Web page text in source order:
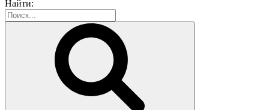
Найти: